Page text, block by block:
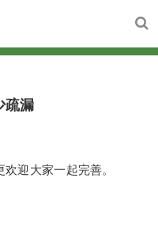
疏漏
迎大家一起完善。